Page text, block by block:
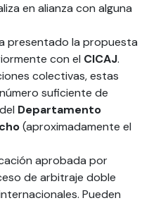
en alianza con alguna
presentado la propuesta
con el CICAJ.
colectivas, estas
suficiente de
Departamento
(aproximadamente el
aprobada por
de arbitraje doble
Pueden